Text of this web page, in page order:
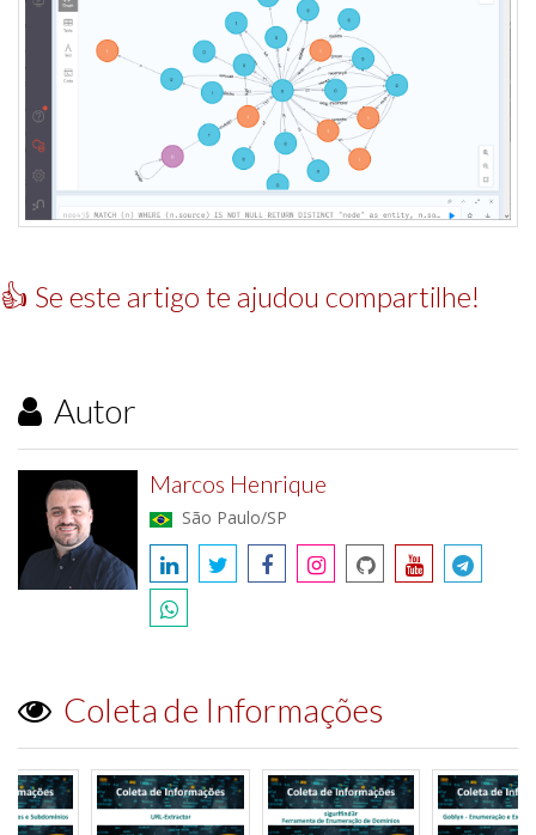
👍 Se este artigo te ajudou compartilhe!
Autor
Marcos Henrique
São Paulo/SP
Coleta de Informações